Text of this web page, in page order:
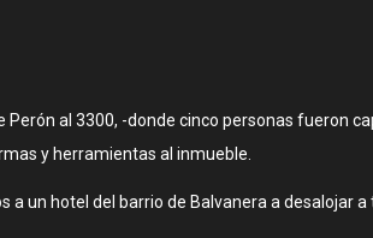
al 3300, -donde cinco personas fueron
y herramientas al inmueble.
un hotel del barrio de Balvanera a desalojar a